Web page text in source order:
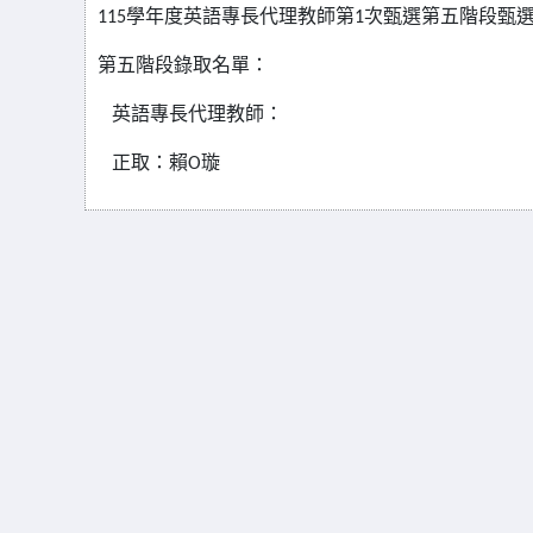
115學年度英語專長代理教師第1次甄選第五階段甄
第五階段錄取名單：
英語專長代理教師：
正取：賴O璇